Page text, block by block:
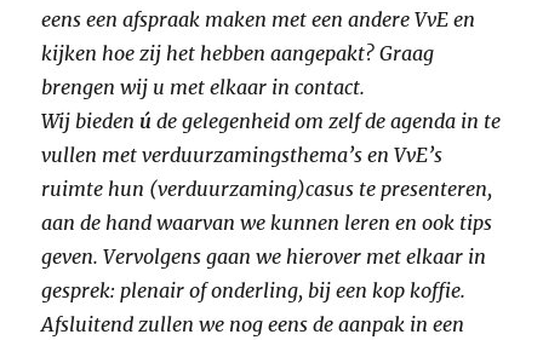
eens een afspraak maken met een andere VvE en
kijken hoe zij het hebben aangepakt? Graag
brengen wij u met elkaar in contact.
Wij bieden ú de gelegenheid om zelf de agenda in te
vullen met verduurzamingsthema’s en VvE’s
ruimte hun (verduurzaming)casus te presenteren,
aan de hand waarvan we kunnen leren en ook tips
geven. Vervolgens gaan we hierover met elkaar in
gesprek: plenair of onderling, bij een kop koffie.
Afsluitend zullen we nog eens de aanpak in een